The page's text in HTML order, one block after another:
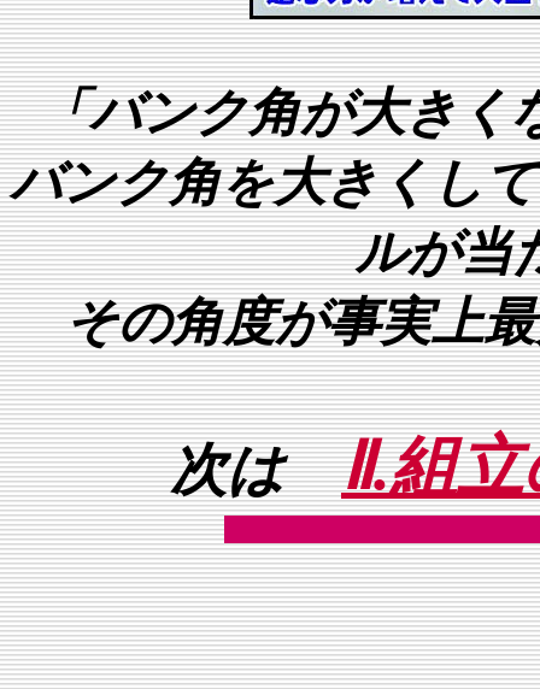
「バンク角が大きく
バンク角を大きくし
ルが当
その角度が事実上
次はⅡ.組